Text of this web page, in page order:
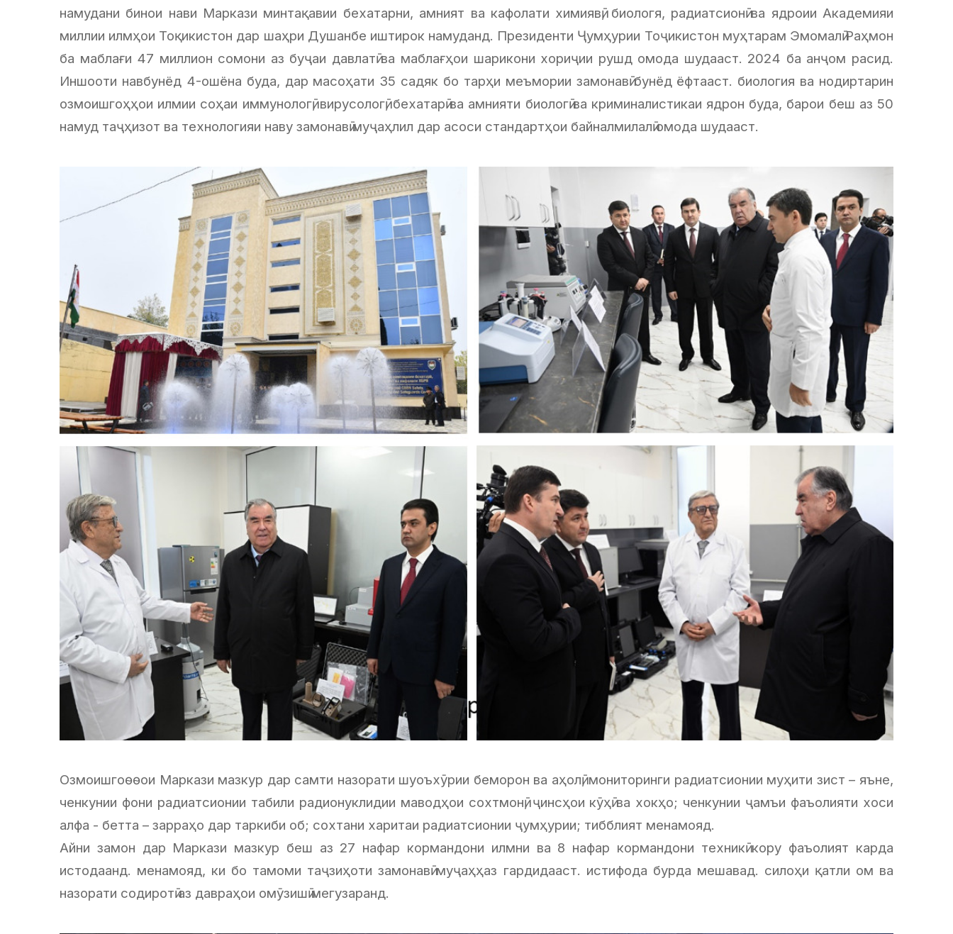
намудани бинои нави Маркази минтақавии бехатарни, амният ва кафолати химиявӣ, биологя, радиатсионӣ ва ядроии Академияи
миллии илмҳои Тоқикистон дар шаҳри Душанбе иштирок намуданд. Президенти Ҷумҳурии Тоҷикистон муҳтарам Эмомалӣ Раҳмон
ба маблағи 47 миллион сомони аз буҷаи давлатӣ ва маблағҳои шарикони хориҷии рушд омода шудааст. 2024 ба анҷом расид.
Иншооти навбунёд 4-ошёна буда, дар масоҳати 35 садяк бо тарҳи меъмории замонавӣ бунёд ёфтааст. биология ва нодиртарин
озмоишгоҳҳои илмии соҳаи иммунологӣ, вирусологӣ, бехатарӣ ва амнияти биологӣ ва криминалистикаи ядрон буда, барои беш аз 50
намуд таҷҳизот ва технологияи наву замонавӣ муҷаҳлил дар асоси стандартҳои байналмилалӣ омода шудааст.
Озмоишгоѳѳои Маркази мазкур дар самти назорати шуоъхӯрии беморон ва аҳолӣ, мониторинги радиатсионии муҳити зист – яъне,
ченкунии фони радиатсионии табили радионуклидии маводҳои сохтмонӣ, ҷинсҳои кӯҳӣ ва хокҳо; ченкунии ҷамъи фаъолияти хоси
алфа - бетта – зарраҳо дар таркиби об; сохтани харитаи радиатсионии ҷумҳурии; тибблият менамояд.
Айни замон дар Маркази мазкур беш аз 27 нафар кормандони илмни ва 8 нафар кормандони техникӣ кору фаъолият карда
истодаанд. менамояд, ки бо тамоми таҷзиҳоти замонавӣ муҷаҳҳаз гардидааст. истифода бурда мешавад. силоҳи қатли ом ва
назорати содиротӣ аз давраҳои омӯзишӣ мегузаранд.